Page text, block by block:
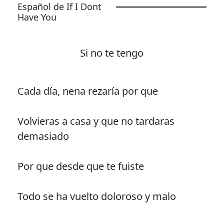
Español de If I Dont
Have You
Si no te tengo
Cada día, nena rezaría por que
Volvieras a casa y que no tardaras
demasiado
Por que desde que te fuiste
Todo se ha vuelto doloroso y malo